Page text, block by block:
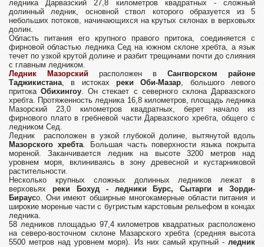
ледника Дарвазский 27,8 километров квадратных - сложный
долинный ледник, основной ствол которого образуется из 5
небольших потоков, начинающихся на крутых склонах в верховьях
долин.
Область питания его крупного правого притока, соединяется с
фирновой областью ледника Сед на южном склоне хребта, а язык
течет по узкой крутой долине и разбит трещинами почти до слияния
с главным ледником.
Ледник Мазорский расположен в Сангворском районе
Таджикистана, в истоках реки Оби-Мазар, большого левого
притокаОбихингоу. Он стекает с северного склона Дарвазского
хребта. Протяженность ледника 16,8 километров, площадь ледника
Мазорский 23,0 километров квадратных, берет начало из
фирнового плато в гребневой части Дарвазского хребта, общего с
ледником Сед.
Ледник расположен в узкой глубокой долине, вытянутой вдоль
Мазорского хребта. Большая часть поверхности языка покрыта
мореной. Заканчивается ледник на высоте 3200 метров над
уровнем моря, вклиниваясь в зону древесной и кустарниковой
растительности.
Несколько крупных сложных долинных ледников лежат в
верховьях реки Бохуд - ледники Бурс, Сытарги и Зорди-
Бираусо. Они имеют обширные многокамерные области питания и
широкие мореные части с бугристым карстовым рельефом в концах
ледника.
58 ледников площадью 97,4 километров квадратных расположено
на северо-восточном склоне Мазарского хребта (средняя высота
5500 метров над уровнем моря). Из них самый крупный - ледник